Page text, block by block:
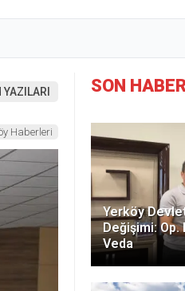
YAZILARI
Haberleri
SON
Yerköy
Değişimi: Op.
Veda